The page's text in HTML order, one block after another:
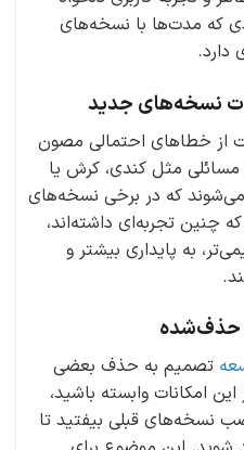
که مدت‌ها با نسخه‌های
دارد.
از خطاهای احتمالی مصون
مثل کندی، کرش یا
که در برخی نسخه‌های
چنین تجربه‌ای داشته‌اند،
به پایداری بیشتر و
تصمیم به حذف بعضی
امکانات وابسته باشید،
نسخه‌های قبلی بیفتید تا